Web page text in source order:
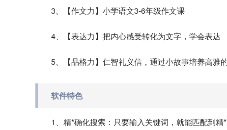
3、【作文力】小学语文3-6年级作文课
4、【表达力】把内心感受转化为文字，学会表达
5、【品格力】仁智礼义信，通过小故事培养高雅
软件特色
1、精*确化搜索：只要输入关键词，就能匹配到精